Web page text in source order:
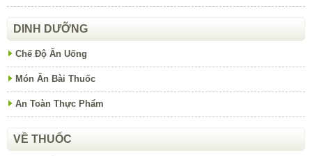
DINH DƯỠNG
Chế Độ Ăn Uống
Món Ăn Bài Thuốc
An Toàn Thực Phẩm
VỀ THUỐC